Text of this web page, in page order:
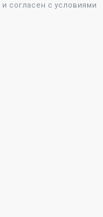
и согласен с условиями